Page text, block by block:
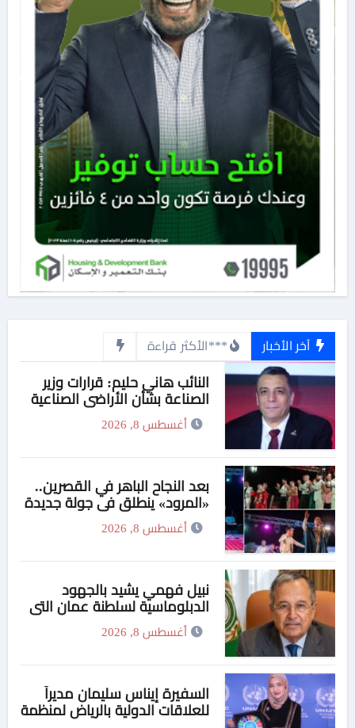
آخر الأخبار ***الأكثر قراءة
النائب هاني حليم: قرارات وزير
الصناعة بشأن الأراضي الصناعية
والمنظومة الرقمية تمثل
انطلاقة جديدة لجذب
أغسطس 8, 2026
بعد النجاح الباهر في القصرين..
«المرود» ينطلق في جولة جديدة
أغسطس
أغسطس 8, 2026
نبيل فهمي يشيد بالجهود
الدبلوماسية لسلطنة عمان التي
تساعد على فتح مضيق هُرمز
أغسطس 8, 2026
السفيرة إيناس سليمان مديراً
للعلاقات الدولية بالرياض لمنظمة